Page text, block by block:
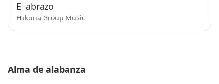
El abrazo
Hakuna Group Music
Alma de alabanza